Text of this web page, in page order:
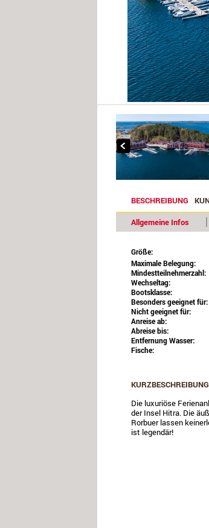
BESCHREIBUNG
Allgemeine Infos
Größe:
Maximale Belegung:
Mindestteilnehmerzahl:
Wechseltag:
Bootsklasse:
Besonders geeignet für:
Nicht geeignet für:
Anreise ab:
Abreise bis:
Entfernung Wasser:
Fische:
KURZBESCHREIBUNG
Die luxuriöse
der Insel Hitra. Die
Rorbuer lassen
ist legendär!